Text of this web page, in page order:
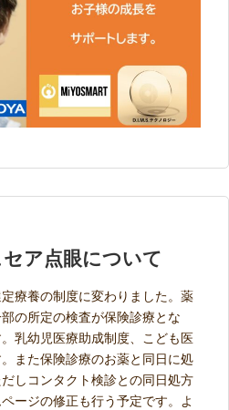
ア点眼について
定療養の制度に変わりました。薬
の所定の検査が保険診療とな
乳幼児医療助成制度、こども医
また保険診療のお薬と同日に処
しコンタクト検診との同日処方
ージの修正も行う予定です。よ